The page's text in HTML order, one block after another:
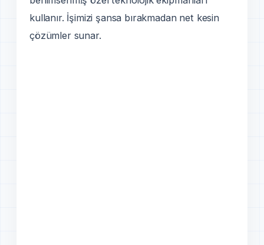
kullanır. İşimizi şansa bırakmadan net kesin
çözümler sunar.